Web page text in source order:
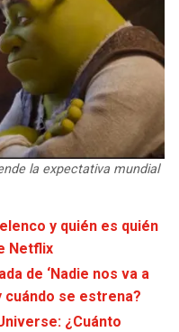
la expectativa mundial
y quién es quién
Netflix
de ‘Nadie nos va a
cuándo se estrena?
¿Cuánto